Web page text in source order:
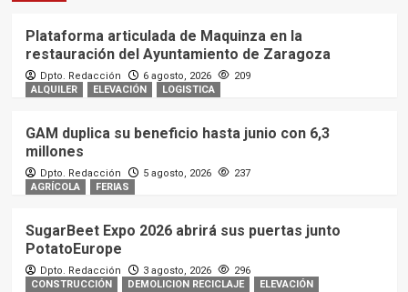
Plataforma articulada de Maquinza en la
restauración del Ayuntamiento de Zaragoza
Dpto. Redacción 6 agosto, 2026
209
ALQUILER
ELEVACIÓN LOGISTICA
GAM duplica su beneficio hasta junio con 6,3
millones
Dpto. Redacción 5 agosto, 2026
237
AGRÍCOLA
FERIAS
SugarBeet Expo 2026 abrirá sus puertas junto
PotatoEurope
Dpto. Redacción 3 agosto, 2026
296
CONSTRUCCIÓN
DEMOLICION RECICLAJE ELEVACIÓN